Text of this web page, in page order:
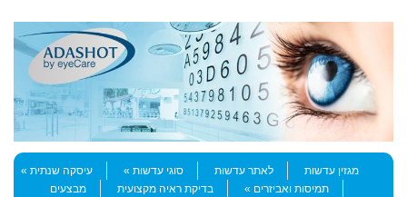
Menu
Skip to content
מגזין עדשות
לאתר עדשות סוגי עדשות
עיסקה שנתית
תמיסות ואביזרים
בדיקת ראיה מקצועית
מבצעים